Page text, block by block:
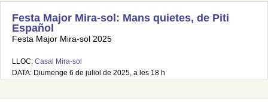
Festa Major Mira-sol: Mans quietes, de Piti
Español
Festa Major Mira-sol 2025
LLOC: Casal Mira-sol
DATA: Diumenge 6 de juliol de 2025, a les 18 h